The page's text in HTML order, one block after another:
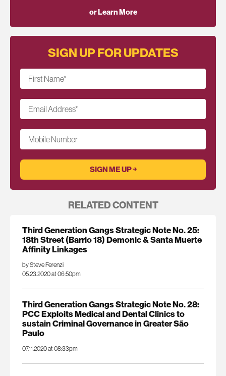
or Learn More
SIGN UP FOR UPDATES
First Name*
Email Address*
Mobile Number
RELATED CONTENT
Third Generation Gangs Strategic Note No. 25:
18th Street (Barrio 18) Demonic & Santa Muerte
Affinity Linkages
by Steve Ferenzi
05.23.2020 at 06:50pm
Third Generation Gangs Strategic Note No. 28:
PCC Exploits Medical and Dental Clinics to
sustain Criminal Governance in Greater São
Paulo
07.11.2020 at 08:33pm